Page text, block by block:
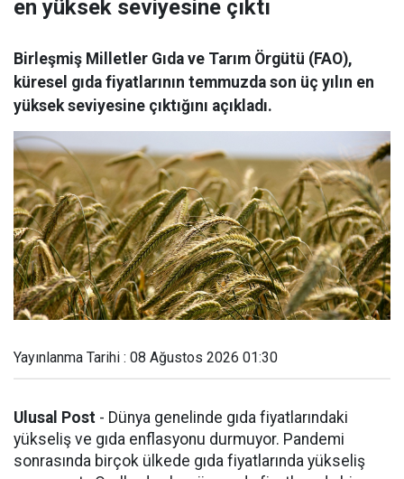
en yüksek seviyesine çıktı
Birleşmiş Milletler Gıda ve Tarım Örgütü (FAO),
küresel gıda fiyatlarının temmuzda son üç yılın en
yüksek seviyesine çıktığını açıkladı.
Yayınlanma Tarihi : 08 Ağustos 2026 01:30
Ulusal Post - Dünya genelinde gıda fiyatlarındaki
yükseliş ve gıda enflasyonu durmuyor. Pandemi
sonrasında birçok ülkede gıda fiyatlarında yükseliş